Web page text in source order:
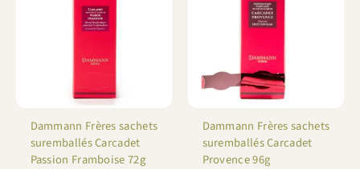
Dammann Frères sachets
suremballés Carcadet
Passion Framboise 72g
Dammann Frères sachets
suremballés Carcadet
Provence 96g